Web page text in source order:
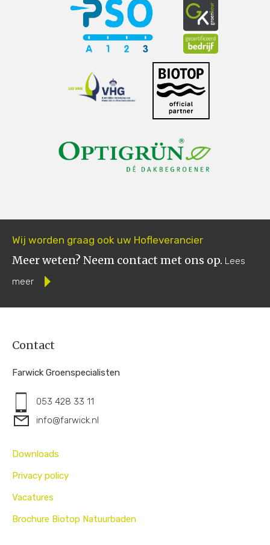
Wij worden graag ook uw Hofleverancier
Meer weten? Neem contact met ons op. Lees
meer
Contact
Farwick Groenspecialisten
053 428 33 11
info@farwick.nl
Downloads
Privacy policy
Vacatures
Brochure Biotop Natuurbaden